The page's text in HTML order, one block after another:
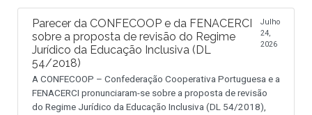
Parecer da CONFECOOP e da FENACERCI
sobre a proposta de revisão do Regime
Jurídico da Educação Inclusiva (DL
54/2018)
Julho
24,
2026
A CONFECOOP – Confederação Cooperativa Portuguesa e a
FENACERCI pronunciaram-se sobre a proposta de revisão
do Regime Jurídico da Educação Inclusiva (DL 54/2018),